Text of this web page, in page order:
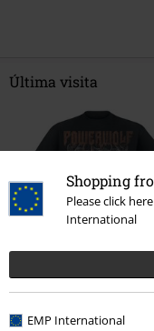
Shopping
Please click
International
EMP International
Última visita